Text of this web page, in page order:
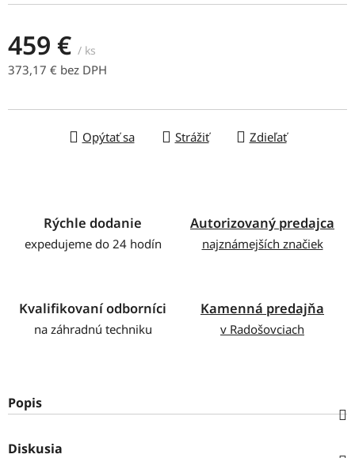
459 € / ks
373,17 € bez DPH
Opýtať sa Strážiť Zdieľať
Rýchle dodanie
expedujeme do 24 hodín
Autorizovaný predajca
najznámejších značiek
Kvalifikovaní odborníci
na záhradnú techniku
Kamenná predajňa
v Radošovciach
Popis
Diskusia